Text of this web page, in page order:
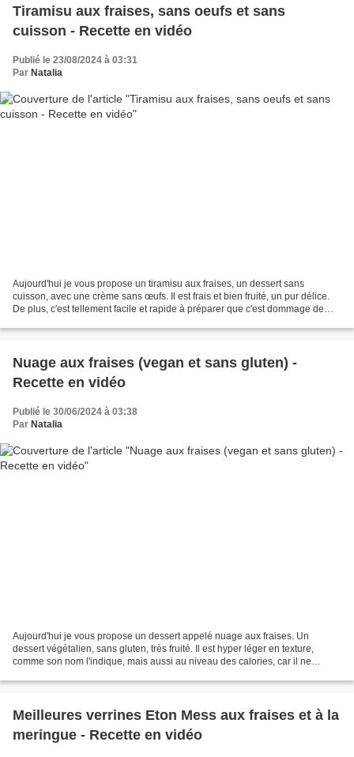
Tiramisu aux fraises, sans oeufs et sans
cuisson - Recette en vidéo
Publié le 23/08/2024 à 03:31
Par Natalia
Aujourd'hui je vous propose un tiramisu aux fraises, un dessert sans
cuisson, avec une crème sans œufs. Il est frais et bien fruité, un pur délice.
De plus, c'est tellement facile et rapide à préparer que c'est dommage de
Nuage aux fraises (vegan et sans gluten) -
Recette en vidéo
Publié le 30/06/2024 à 03:38
Par Natalia
Aujourd'hui je vous propose un dessert appelé nuage aux fraises. Un
dessert végétalien, sans gluten, très fruité. Il est hyper léger en texture,
comme son nom l'indique, mais aussi au niveau des calories, car il ne
Meilleures verrines Eton Mess aux fraises et à la
meringue - Recette en vidéo